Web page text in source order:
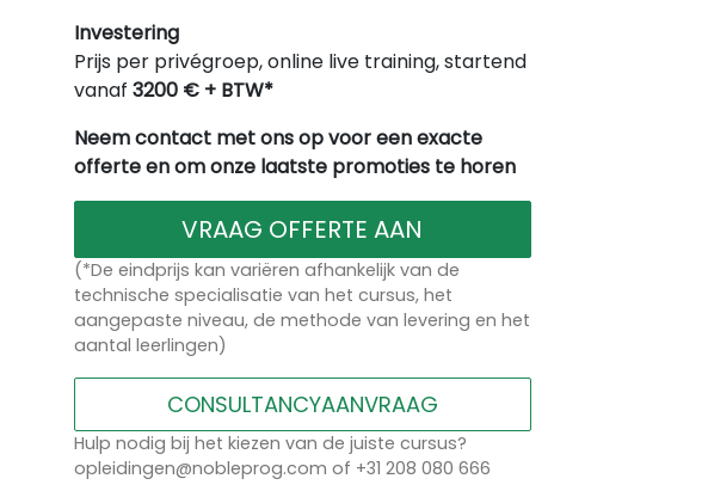
Investering
Prijs per privégroep, online live training, startend
vanaf 3200 € + BTW*
Neem contact met ons op voor een exacte
offerte en om onze laatste promoties te horen
VRAAG OFFERTE AAN
(*De eindprijs kan variëren afhankelijk van de
technische specialisatie van het cursus, het
aangepaste niveau, de methode van levering en het
aantal leerlingen)
CONSULTANCYAANVRAAG
Hulp nodig bij het kiezen van de juiste cursus?
opleidingen@nobleprog.com of +31 208 080 666